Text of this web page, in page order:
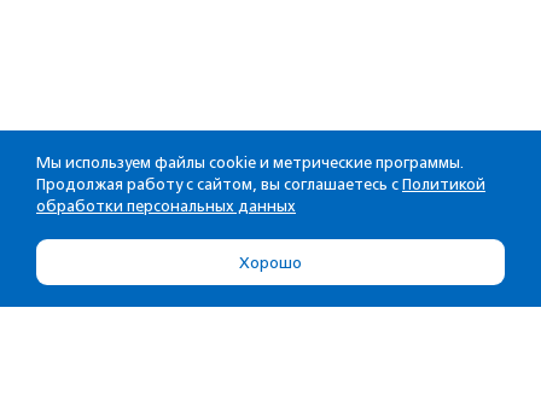
Мы используем файлы cookie и метрические программы.
Продолжая работу с сайтом, вы соглашаетесь с Политикой
обработки персональных данных
Хорошо